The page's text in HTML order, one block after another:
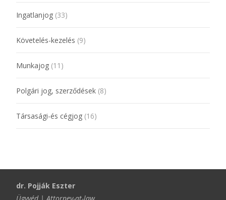
Ingatlanjog (33)
Követelés-kezelés (9)
Munkajog (11)
Polgári jog, szerződések (8)
Társasági-és cégjog (16)
dr. Pojják Eszter
Ügyvéd | Attorney-at-law